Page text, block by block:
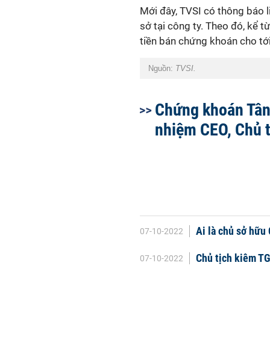
Mới đây, TVSI có thông
sở tại công ty. Theo đó, kể
tiền bán chứng khoán cho
Nguồn: TVSI.
Chứng khoán
nhiệm CEO,
07-10-2022 Ai là chủ sở hữu
07-10-2022 Chủ tịch kiêm